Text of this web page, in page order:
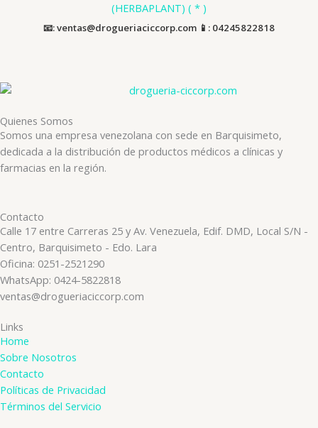
(HERBAPLANT) ( * )
📧: ventas@drogueriaciccorp.com 📱: 04245822818
Quienes Somos
Somos una empresa venezolana con sede en Barquisimeto,
dedicada a la distribución de productos médicos a clínicas y
farmacias en la región.
Contacto
Calle 17 entre Carreras 25 y Av. Venezuela, Edif. DMD, Local S/N -
Centro, Barquisimeto - Edo. Lara
Oficina: 0251-2521290
WhatsApp: 0424-5822818
ventas@drogueriaciccorp.com
Links
Home
Sobre Nosotros
Contacto
Políticas de Privacidad
Términos del Servicio